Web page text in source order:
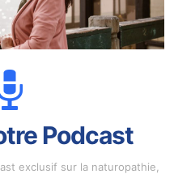
Podcast
exclusif sur la naturopathie,